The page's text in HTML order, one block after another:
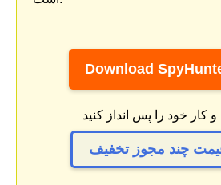
Download
چند مجوز تخفیف